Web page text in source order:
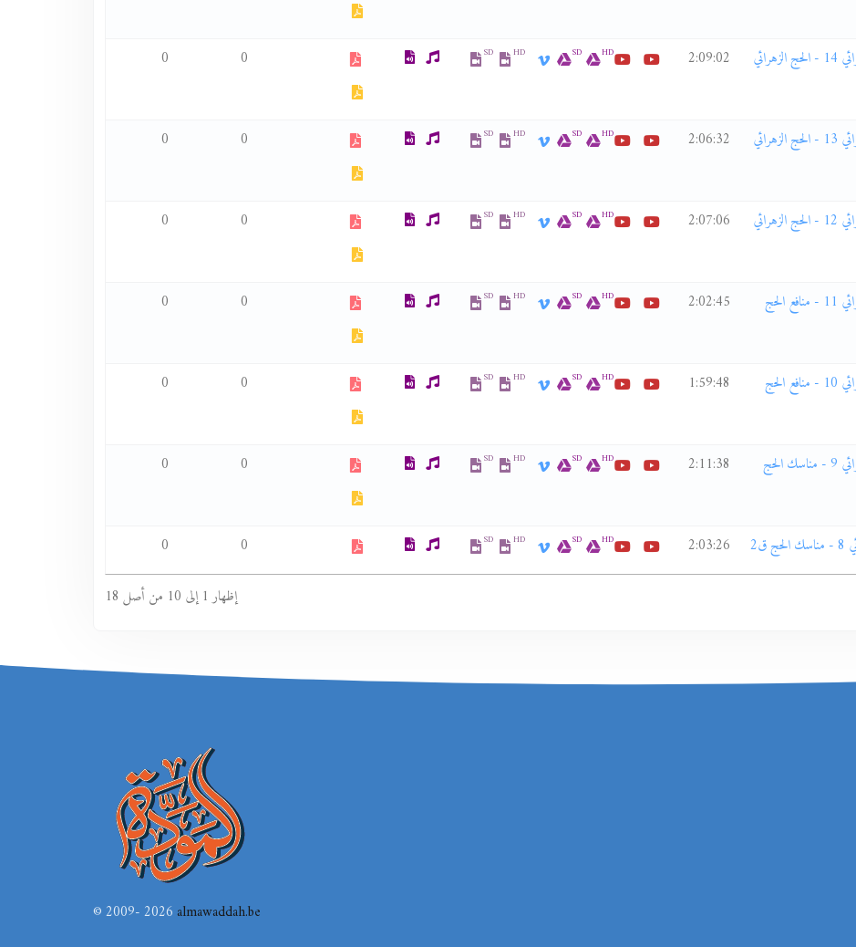
حديث عن الحج الزهرائي ح15 - معالم الحج الزهرائي 14 - الحج الزهرائي
2:09:02
HD
SD
HD
SD
0
0
حديث عن الحج الزهرائي ح14 - معالم الحج الزهرائي 13 - الحج الزهرائي
2:06:32
HD
SD
HD
SD
0
0
حديث عن الحج الزهرائي ح13 - معالم الحج الزهرائي 12 - الحج الزهرائي
2:07:06
HD
SD
HD
SD
0
0
حديث عن الحج الزهرائي ح12 - معالم الحج الزهرائي 11 - منافع الحج
2:02:45
HD
SD
HD
SD
0
0
حديث عن الحج الزهرائي ح11 - معالم الحج الزهرائي 10 - منافع الحج
1:59:48
HD
SD
HD
SD
0
0
حديث عن الحج الزهرائي ح10 - معالم الحج الزهرائي 9 - مناسك الحج
2:11:38
HD
SD
HD
SD
0
0
2:03:26
HD
SD
HD
SD
0
0
إظهار 1 إلى 10 من أصل 18
© 2009- 2026almawaddah.be